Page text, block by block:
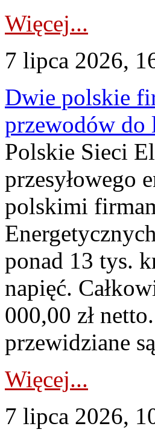
Więcej...
7 lipca 2026,
Dwie polskie
przewodów do
Polskie Sieci
przesyłowego
polskimi
ponad 13 tys.
napięć.
000,00 zł
przewidziane
Więcej...
7 lipca 2026,